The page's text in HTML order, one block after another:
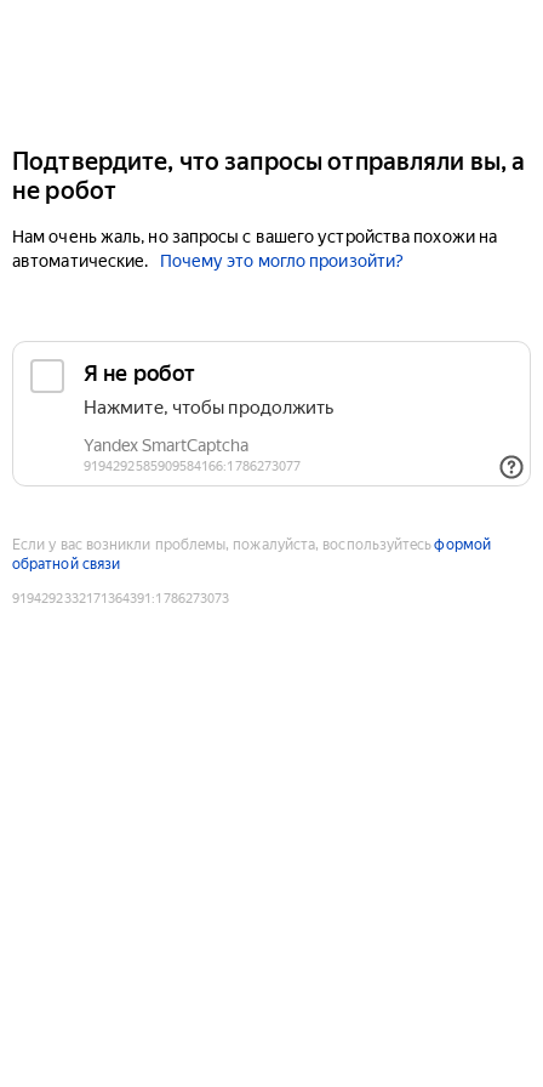
Подтвердите, что запросы отправляли вы, а
не робот
Нам очень жаль, но запросы с вашего устройства похожи на
автоматические.
Почему это могло произойти?
Если у вас возникли проблемы, пожалуйста, воспользуйтесьформой
обратной связи
9194292332171364391 :1786273073